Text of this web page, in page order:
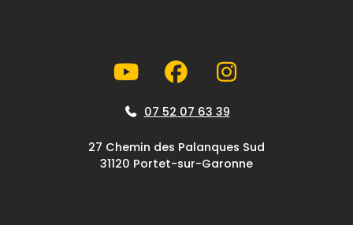
07 52 07 63 39
27 Chemin des Palanques Sud
31120 Portet-sur-Garonne